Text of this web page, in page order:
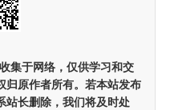
集于网络，仅供学习和交
归原作者所有。若本站发布
站长删除，我们将及时处